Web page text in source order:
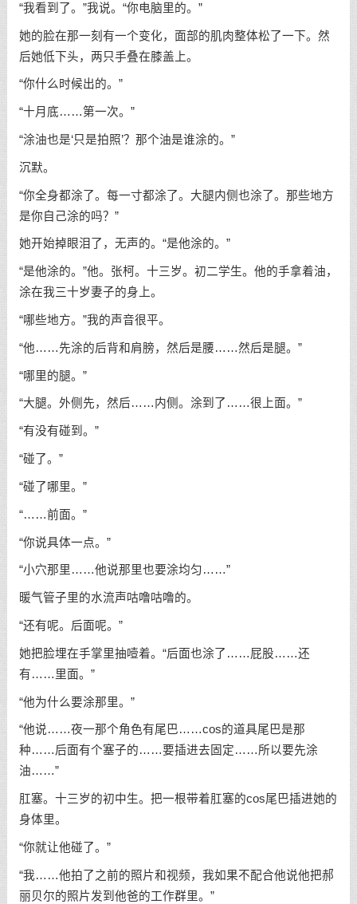
“我看到了。”我说。“你电脑里的。”
她的脸在那一刻有一个变化，面部的肌肉整体松了一下。然
后她低下头，两只手叠在膝盖上。
“你什么时候出的。”
“十月底……第一次。”
“涂油也是‘只是拍照’？那个油是谁涂的。”
沉默。
“你全身都涂了。每一寸都涂了。大腿内侧也涂了。那些地方
是你自己涂的吗？”
她开始掉眼泪了，无声的。“是他涂的。”
“是他涂的。”他。张柯。十三岁。初二学生。他的手拿着油，
涂在我三十岁妻子的身上。
“哪些地方。”我的声音很平。
“他……先涂的后背和肩膀，然后是腰……然后是腿。”
“哪里的腿。”
“大腿。外侧先，然后……内侧。涂到了……很上面。”
“有没有碰到。”
“碰了。”
“碰了哪里。”
“……前面。”
“你说具体一点。”
“小穴那里……他说那里也要涂均匀……”
暖气管子里的水流声咕噜咕噜的。
“还有呢。后面呢。”
她把脸埋在手掌里抽噎着。“后面也涂了……屁股……还
有……里面。”
“他为什么要涂那里。”
“他说……夜一那个角色有尾巴……cos的道具尾巴是那
种……后面有个塞子的……要插进去固定……所以要先涂
油……”
肛塞。十三岁的初中生。把一根带着肛塞的cos尾巴插进她的
身体里。
“你就让他碰了。”
“我……他拍了之前的照片和视频，我如果不配合他说他把郝
丽贝尔的照片发到他爸的工作群里。”